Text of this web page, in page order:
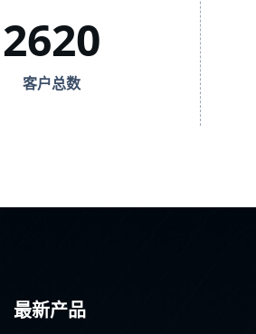
2620
客户总数
最新产品